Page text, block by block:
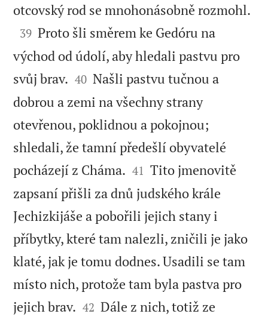
otcovský rod se mnohonásobně rozmohl.

39 Proto šli směrem ke Gedóru na
východ od údolí, aby hledali pastvu pro
svůj brav. 

40 Našli pastvu tučnou a
dobrou a zemi na všechny strany
otevřenou, poklidnou a pokojnou;
shledali, že tamní předešlí obyvatelé
pocházejí z Cháma. 

41 Tito jmenovitě
zapsaní přišli za dnů judského krále
Jechizkijáše a pobořili jejich stany i
příbytky, které tam nalezli, zničili je jako
klaté, jak je tomu dodnes. Usadili se tam
místo nich, protože tam byla pastva pro
jejich brav. 

42 Dále z nich, totiž ze